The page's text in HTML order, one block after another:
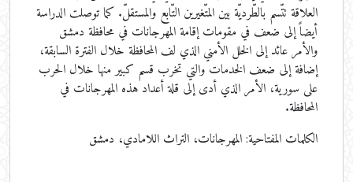
العلاقة تتّسم بالطّرديّة بين المتّغيرين التّابع والمستقلّ. كما توصلت الدراسة
أيضاً إلى ضعف في مقومات إقامة المهرجانات في محافظة دمشق
والأمر عائد إلى الخلل الأمني الذي لف المحافظة خلال الفترة السابقة،
إضافة إلى ضعف الخدمات والتي تخرب قسم كبير منها خلال الحرب
على سورية، الأمر الذي أدى إلى قلة أعداد هذه المهرجانات في
المحافظة.
الكلمات المفتاحية:المهرجانات، التراث اللامادي، دمشق